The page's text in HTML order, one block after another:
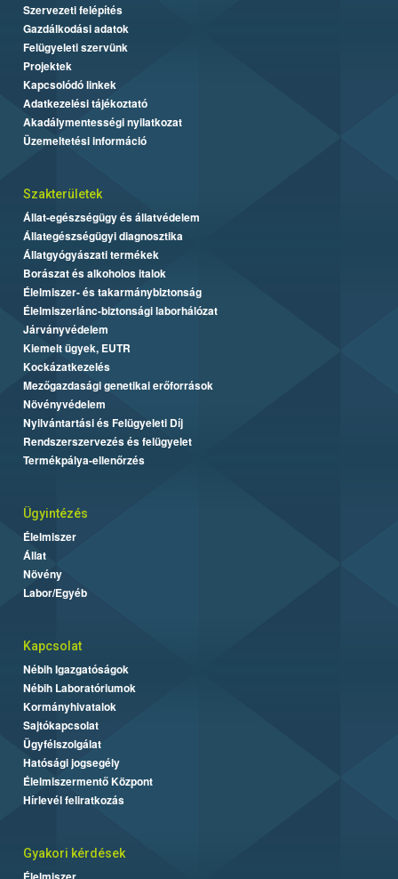
Szervezeti felépítés
Gazdálkodási adatok
Felügyeleti szervünk
Projektek
Kapcsolódó linkek
Adatkezelési tájékoztató
Akadálymentességi nyilatkozat
Üzemeltetési információ
Szakterületek
Állat-egészségügy és állatvédelem
Állategészségügyi diagnosztika
Állatgyógyászati termékek
Borászat és alkoholos italok
Élelmiszer- és takarmánybiztonság
Élelmiszerlánc-biztonsági laborhálózat
Járványvédelem
Kiemelt ügyek, EUTR
Kockázatkezelés
Mezőgazdasági genetikai erőforrások
Növényvédelem
Nyilvántartási és Felügyeleti Díj
Rendszerszervezés és felügyelet
Termékpálya-ellenőrzés
Ügyintézés
Élelmiszer
Állat
Növény
Labor/Egyéb
Kapcsolat
Nébih Igazgatóságok
Nébih Laboratóriumok
Kormányhivatalok
Sajtókapcsolat
Ügyfélszolgálat
Hatósági jogsegély
Élelmiszermentő Központ
Hírlevél feliratkozás
Gyakori kérdések